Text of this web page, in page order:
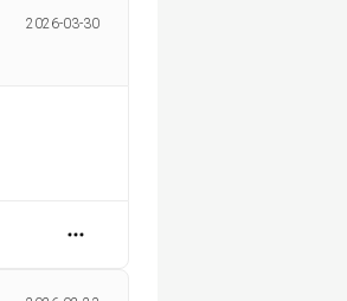
2026-03-30